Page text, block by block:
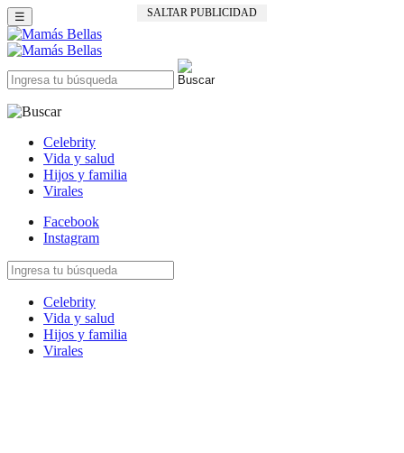
SALTAR PUBLICIDAD
☰
Celebrity
Vida y salud
Hijos y familia
Virales
Facebook
Instagram
Celebrity
Vida y salud
Hijos y familia
Virales